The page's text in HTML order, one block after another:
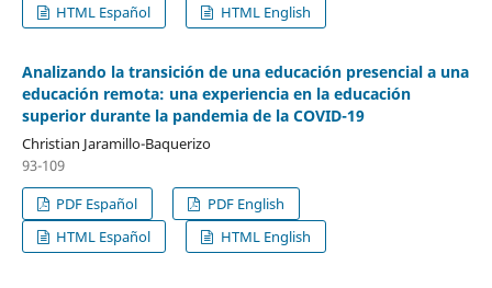
HTML Español
HTML English
Analizando la transición de una educación presencial a una
educación remota: una experiencia en la educación
superior durante la pandemia de la COVID-19
Christian Jaramillo-Baquerizo
93-109
PDF Español
PDF English
HTML Español
HTML English